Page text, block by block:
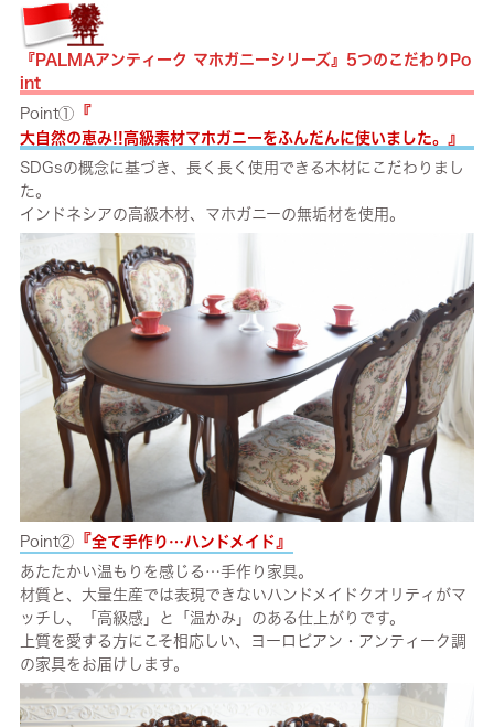
『PALMAアンティーク マホガニーシリーズ』5つのこだわりPo
int
Point①『
大自然の恵み!!高級素材マホガニーをふんだんに使いました。 』
SDGsの概念に基づき、長く長く使用できる木材にこだわりまし
た。
インドネシアの高級木材、マホガニーの無垢材を使用。
Point②『全て手作り…ハンドメイド 』
あたたかい温もりを感じる…手作り家具。
材質と、大量生産では表現できないハンドメイドクオリティがマ
ッチし、「高級感」と「温かみ」のある仕上がりです。
上質を愛する方にこそ相応しい、ヨーロピアン・アンティーク調
の家具をお届けします。